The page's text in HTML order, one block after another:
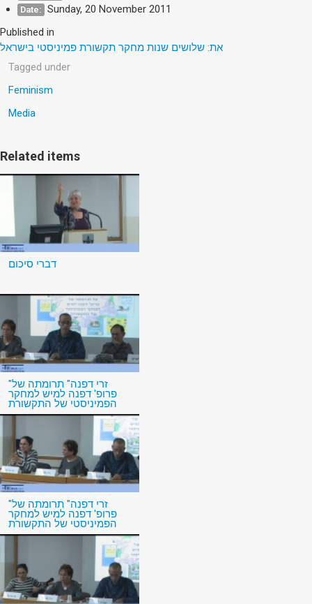
Date: Sunday, 20 November 2011
Published in
את: שלושים שנות מחקר תקשורת פמיניסטי בישראל
Tagged under
Feminism
Media
Related items
דברי סיכום
"זרי דפנה" תרומתה של
פרופ' דפנה למיש למחקר
הפמיניסטי של התקשורת
"זרי דפנה" תרומתה של
פרופ' דפנה למיש למחקר
הפמיניסטי של התקשורת